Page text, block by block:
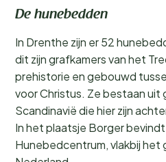
De hunebedden
In Drenthe zijn er 52
dit zijn grafkamers van het
prehistorie en gebouwd
voor Christus. Ze bestaan
Scandinavië die hier zijn
In het plaatsje Borger
Hunebedcentrum, vlakbij